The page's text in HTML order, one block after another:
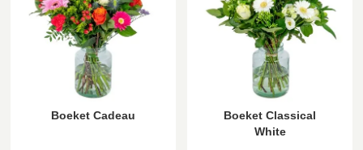
Boeket Cadeau
Boeket Classical
White